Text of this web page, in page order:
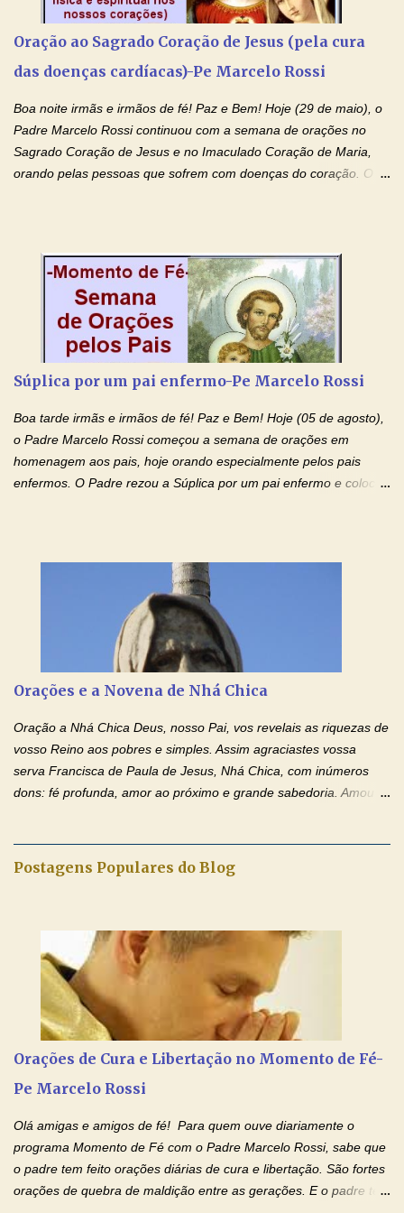
prejudicando a nossa família. Peço também que atenda, em
especial, este pedido que agora faço na Sua presença:
(apresente aqui o seu pedido...) Eu, desde já, agradeço de
coração, confiante que o Senhor me atenderá. Eu louvo o Pai por
agradeço de coração ao Espíri...
Oração ao Sagrado Coração de Jesus (pela cura
das doenças cardíacas)-Pe Marcelo Rossi
Boa noite irmãs e irmãos de fé! Paz e Bem! Hoje (29 de maio), o
Padre Marcelo Rossi continuou com a semana de orações no
Sagrado Coração de Jesus e no Imaculado Coração de Maria,
orando pelas pessoas que sofrem com doenças do coração. O
esta abençoada semana de orações no programa de rádio
Momento de Fé, vamos juntos formar uma forte corrente de
orações com o Padre Marcelo. Não desista do milagre, da cura;
tenha fé, creia firmemente e ore incessantemente até que o
Kairós aconteça em sua vida. Fique no Amor Ágape de Jesus e
no Amor Materno de Nossa Senhora. Adriana-Devoção e Fé
Mensagem do Padre Marcelo Rossi por E-mail: Amados!! Nesta
quarta feira, vamos orar pelas pessoas que sofrem com as
doenças do coração, NO SAGRADO CORAÇÃO DE JESUS E NO
IMACULADO CORAÇÃO DE MAR...
Súplica por um pai enfermo-Pe Marcelo Rossi
Boa tarde irmãs e irmãos de fé! Paz e Bem! Hoje (05 de agosto),
o Padre Marcelo Rossi começou a semana de orações em
homenagem aos pais, hoje orando especialmente pelos pais
enfermos. O Padre rezou a Súplica por um pai enfermo e colocou
de Nossa Senhora. Adriana dos Anjos-Devoção e Fé Mensagem
do Padre Marcelo Rossi por E-mail e Facebook: Como foi
anunciado ontem, entramos em uma semana de homenagens
aos nossos pais. Hoje nossas orações serão focadas nos pais
que não se encontram bem de saúde, OS PAIS ENFERMOS!
Amados, durante toda esta semana vamos orar pelos nossos
pais. Vamos dedicar um dia para os pais mais idosos, pais que
estão doentes, pais que estão longe dos filhos, pais que já são
falecidos, pais que tem problemas com vícios, enfim, vamos orar
para todos os pais. Hoje vamos d...
Orações e a Novena de Nhá Chica
Oração a Nhá Chica Deus, nosso Pai, vos revelais as riquezas de
vosso Reino aos pobres e simples. Assim agraciastes vossa
serva Francisca de Paula de Jesus, Nhá Chica, com inúmeros
dons: fé profunda, amor ao próximo e grande sabedoria. Amou a
Senhor Jesus Cristo, vosso Filho, na unidade do Espírito Santo.
(Rezar durante nove dias seguidos ou intercalados) Nhá Chica,
recorro a vós como intercessora entre a Bondade Divina e as
necessidades humanas. Peço-vos, como favor espiritual, que
entregueis nas mãos do Santíssimo o meu pedido urgente (Fazer
o pedido). Acolhei, Nhá Chica, no vosso coração bondoso as
minhas necessidades e amparai-me nesta oração (Fazer o ...
Postagens Populares do Blog
Orações de Cura e Libertação no Momento de Fé-
Pe Marcelo Rossi
Olá amigas e amigos de fé! Para quem ouve diariamente o
programa Momento de Fé com o Padre Marcelo Rossi, sabe que
o padre tem feito orações diárias de cura e libertação. São fortes
orações de quebra de maldição entre as gerações. E o padre tem